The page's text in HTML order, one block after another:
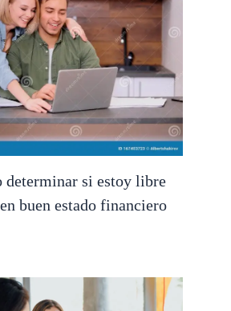
determinar si estoy libre
buen estado financiero